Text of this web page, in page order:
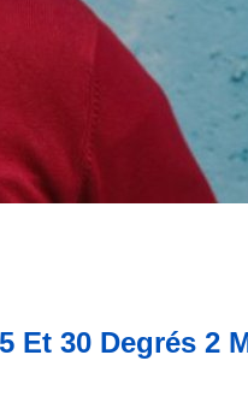
Et 30 Degrés 2